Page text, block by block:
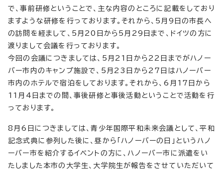
で、事前研修ということで、主な内容のところに記載をしており
ますような研修を行っております。それから、5月9日の市長へ
の訪問を経まして、5月20日から5月29日まで、ドイツの方に
渡りまして会議を行っております。
今回の会議につきましては、5月21日から22日までがハノー
バー市内のキャンプ施設で、5月23日から27日はハノーバー
市内のホテルで宿泊をしております。それから、6月17日から
11月4日までの間、事後研修と事後活動ということで活動を行
っております。
8月6日につきましては、青少年国際平和未来会議として、平和
記念式典に参列した後に、昼から「ハノーバーの日」というハノ
ーバー市を紹介するイベントの方に、ハノーバー市に派遣をい
たしました本市の大学生、大学院生が報告をさせていただいて